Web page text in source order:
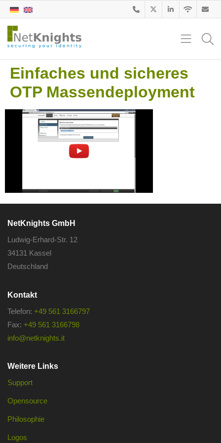
Einfaches und sicheres
OTP Massendeployment
NetKnights GmbH
Ludwig-Erhard-Str. 12
34131 Kassel
Deutschland
Kontakt
Telefon: +49 561 3166797
Fax: +49 561 3166798
info@netknights.it
Weitere Links
Support
Opensource
Philosophie
Logos